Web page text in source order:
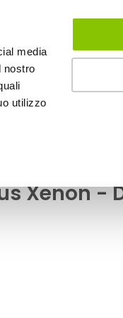
media
nostro
utilizzo
ACCEDI
Xenon -